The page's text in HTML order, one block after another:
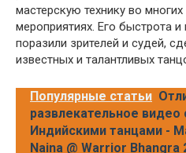
мастерскую технику во
мероприятиях. Его быстрота
поразили зрителей и судей,
известных и талантливых
Популярные статьи
развлекательное видео
Индийскими танцами -
Naina @ Warrior Bhangra